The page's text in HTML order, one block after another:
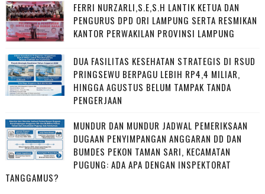
FERRI NURZARLI,S.E,S.H LANTIK KETUA DAN
PENGURUS DPD ORI LAMPUNG SERTA RESMIKAN
KANTOR PERWAKILAN PROVINSI LAMPUNG
DUA FASILITAS KESEHATAN STRATEGIS DI RSUD
PRINGSEWU BERPAGU LEBIH RP4,4 MILIAR,
HINGGA AGUSTUS BELUM TAMPAK TANDA
PENGERJAAN
MUNDUR DAN MUNDUR JADWAL PEMERIKSAAN
DUGAAN PENYIMPANGAN ANGGARAN DD DAN
BUMDES PEKON TAMAN SARI, KECAMATAN
PUGUNG: ADA APA DENGAN INSPEKTORAT
TANGGAMUS?